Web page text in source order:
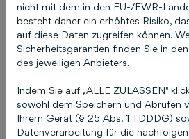
nicht mit dem in den EU-/EWR-
besteht daher ein erhöhtes Risiko,
auf diese Daten zugreifen können.
Sicherheitsgarantien finden Sie in
des jeweiligen Anbieters.
Indem Sie auf „ALLE ZULASSEN"
sowohl dem Speichern und Abrufen
Ihrem Gerät (§ 25 Abs. 1 TDDDG)
Datenverarbeitung für die